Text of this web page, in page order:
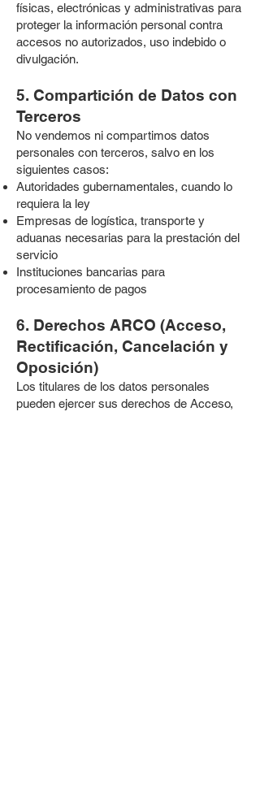
físicas, electrónicas y administrativas para
proteger la información personal contra
accesos no autorizados, uso indebido o
divulgación.
5. Compartición de Datos con
Terceros
No vendemos ni compartimos datos
personales con terceros, salvo en los
siguientes casos:
Autoridades gubernamentales, cuando lo
requiera la ley
Empresas de logística, transporte y
aduanas necesarias para la prestación del
servicio
Instituciones bancarias para
procesamiento de pagos
6. Derechos ARCO (Acceso,
Rectificación, Cancelación y
Oposición)
Los titulares de los datos personales
pueden ejercer sus derechos de Acceso,